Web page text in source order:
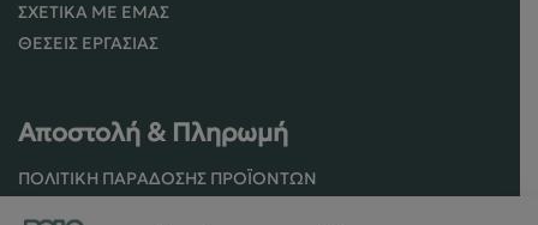
ΣΧΕΤΙΚΆ ΜΕ ΕΜΆΣ
ΘΈΣΕΙΣ ΕΡΓΑΣΊΑΣ
Αποστολή & Πληρωμή
ΠΟΛΙΤΙΚΉ ΠΑΡΆΔΟΣΗΣ ΠΡΟΪΌΝΤΩΝ